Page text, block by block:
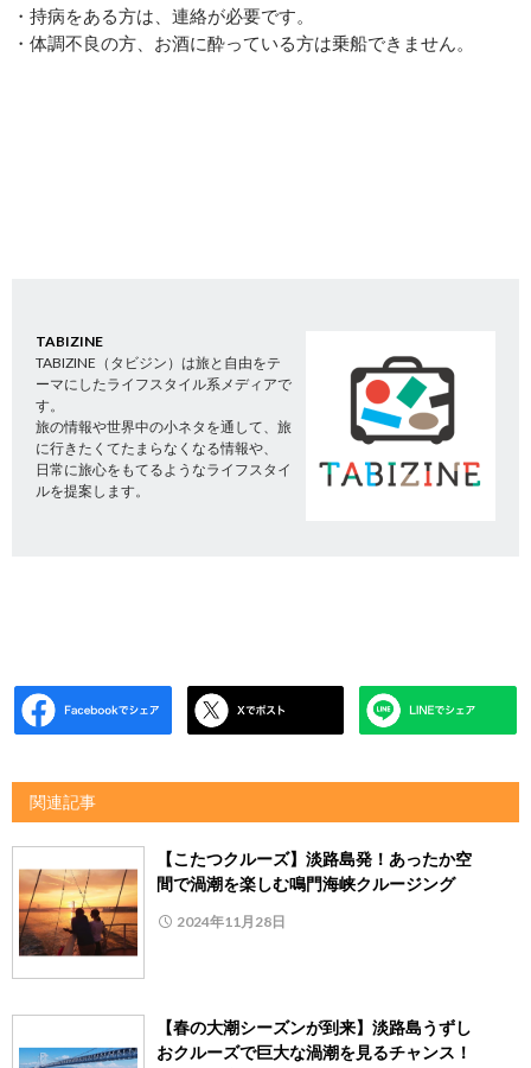
・持病をある方は、連絡が必要です。
・体調不良の方、お酒に酔っている方は乗船できません。
TABIZINE
TABIZINE（タビジン）は旅と自由をテ
ーマにしたライフスタイル系メディアで
す。
旅の情報や世界中の小ネタを通して、旅
に行きたくてたまらなくなる情報や、
日常に旅心をもてるようなライフスタイ
ルを提案します。
関連記事
【こたつクルーズ】淡路島発！あったか空
間で渦潮を楽しむ鳴門海峡クルージング
2024年11月28日
【春の大潮シーズンが到来】淡路島うずし
おクルーズで巨大な渦潮を見るチャンス！